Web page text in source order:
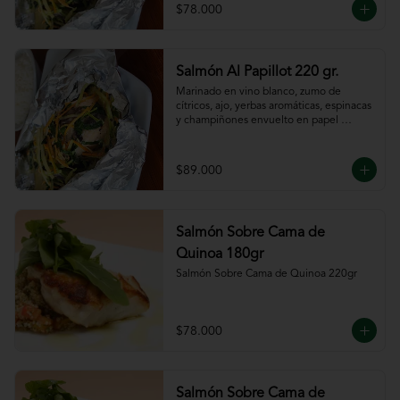
$78.000
Salmón Al Papillot 220 gr.
Marinado en vino blanco, zumo de
cítricos, ajo, yerbas aromáticas, espinacas
y champiñones envuelto en papel
$89.000
Salmón Sobre Cama de
Quinoa 180gr
Salmón Sobre Cama de Quinoa 220gr
$78.000
Salmón Sobre Cama de